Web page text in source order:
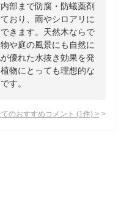
部まで防腐・防蟻薬剤
おり、雨やシロアリに
きます。天然木ならで
や庭の風景にも自然に
優れた水抜き効果を発
物にとっても理想的な
す。
のおすすめコメント (1 件) >